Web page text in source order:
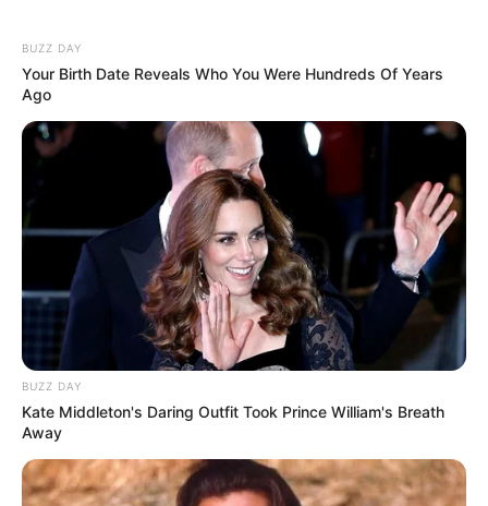
Ambyar! 10 Kalimat Baper
Pakai Bahasa Jawa Ini Bikin
Galau Abis
Fail! 10 Potret Makanan Gagal
Dimasak yang Bikin Kamu
Nggak Selera
BUZZ DAY
Your Birth Date Reveals Who You Were Hundreds Of Years
Ago
BUZZ DAY
Kate Middleton's Daring Outfit Took Prince William's Breath
Away